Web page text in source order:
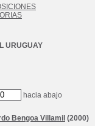
URUGUAY
hacia abajo
Bengoa Villamil (2000)